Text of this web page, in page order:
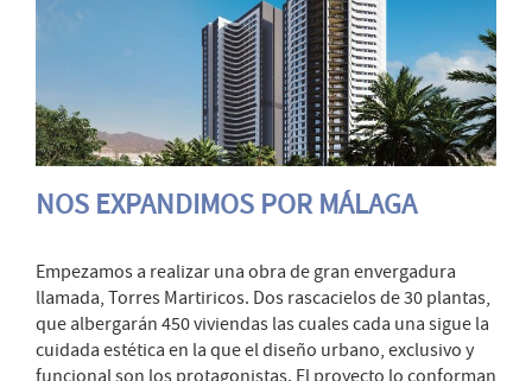
NOS EXPANDIMOS POR MÁLAGA
Empezamos a realizar una obra de gran envergadura
llamada, Torres Martiricos. Dos rascacielos de 30 plantas,
que albergarán 450 viviendas las cuales cada una sigue la
cuidada estética en la que el diseño urbano, exclusivo y
funcional son los protagonistas. El proyecto lo conforman